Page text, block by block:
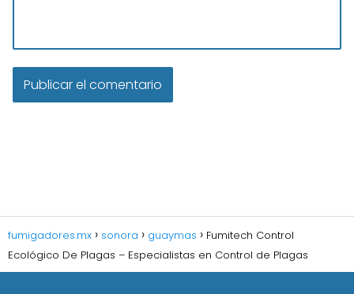
fumigadores.mx sonora guaymas
Fumitech Control
Ecológico De Plagas – Especialistas en Control de Plagas